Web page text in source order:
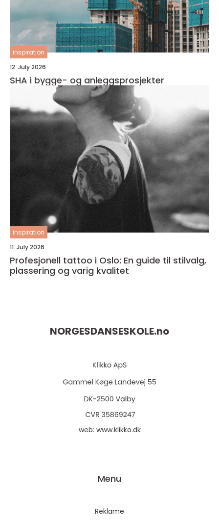
inspiration
12. July 2026
SHA i bygge- og anleggsprosjekter
inspiration
11. July 2026
Profesjonell tattoo i Oslo: En guide til stilvalg,
plassering og varig kvalitet
NORGESDANSESKOLE.no
web: www.klikko.dk
Menu
Reklame